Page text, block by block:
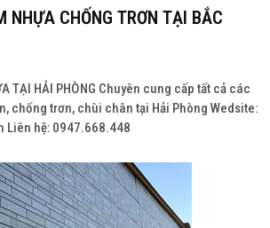
NHỰA CHỐNG TRƠN TẠI BẮC
TẠI HẢI PHÒNG Chuyên cung cấp tất cả các
chống trơn, chùi chân tại Hải Phòng Wedsite:
hệ: 0947.668.448